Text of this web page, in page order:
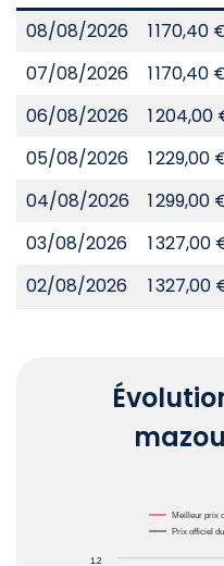
08/08/2026 1 170,40
07/08/2026
1 170,40
06/08/2026
1 204,00
05/08/2026
1 229,00
04/08/2026
1 299,00
03/08/2026
1 327,00
02/08/2026
1 327,00
Meilleur prix
Prix officiel
1.2